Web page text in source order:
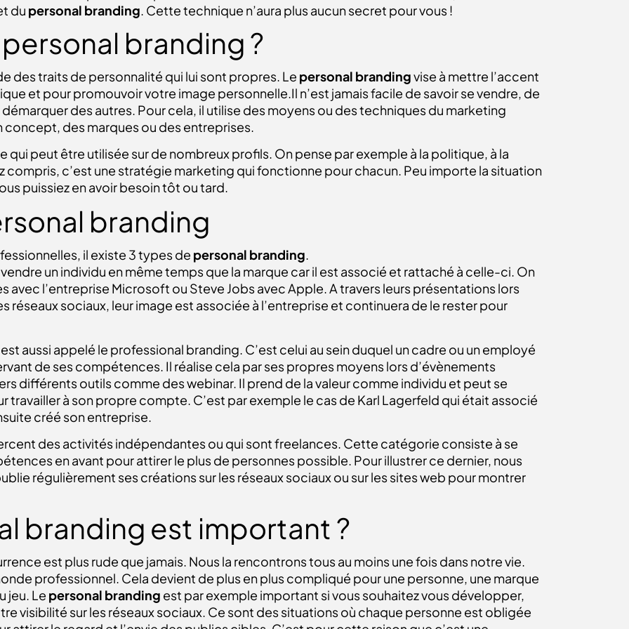
du personal branding. Cette technique n’aura plus aucun secret pour vous !
branding ?
des traits de personnalité qui lui sont propres. Le personal brandingvise à mettre l’accent
et pour promouvoir votre image personnelle.Il n’est jamais facile de savoir se vendre, de
des autres. Pour cela, il utilise des moyens ou des techniques du marketing
des marques ou des entreprises.
qui peut être utilisée sur de nombreux profils. On pense par exemple à la politique, à la
compris, c’est une stratégie marketing quifonctionne pour chacun. Peu importe la situation
puissiez en avoir besoin tôt ou tard.
branding
il existe 3 types de personal branding.
un individu en même temps que la marque car il est associé et rattaché à celle-ci. On
avec l’entreprise Microsoft ou Steve Jobs avec Apple. A travers leurs présentations lors
réseaux sociaux, leur image est associée à l’entreprise et continuera de le rester pour
aussi appelé le professional branding. C’est celui au sein duquel un cadre ou un employé
de ses compétences. Il réalise cela par ses propres moyens lors d’évènements
différents outils comme des webinar. Il prend de la valeur comme individu et peut se
travailler à son propre compte. C’est par exemple le cas de Karl Lagerfeld qui était associé
créé son entreprise.
des activités indépendantes ou qui sont freelances. Cette catégorie consiste à se
en avant pour attirer le plus de personnes possible. Pour illustrer ce dernier, nous
régulièrement ses créations sur les réseaux sociaux ou sur les sites web pour montrer
branding est important ?
est plus rude que jamais. Nous la rencontrons tous au moins une fois dans notre vie.
professionnel. Cela devient de plus en plus compliqué pour une personne, une marque
jeu. Le personal branding est par exemple important si vous souhaitez vous développer,
visibilité sur les réseaux sociaux. Ce sont des situations où chaque personne est obligée